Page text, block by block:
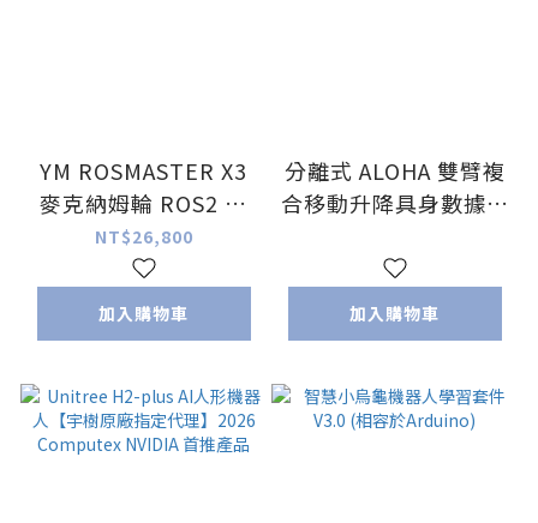
YM ROSMASTER X3
麥克納姆輪 ROS2 智
慧機器人 (標準款 Pi5
8G)
NT$26,800
加入購物車
分離式 ALOHA 雙臂複
合移動升降具身數據採
加入購物車